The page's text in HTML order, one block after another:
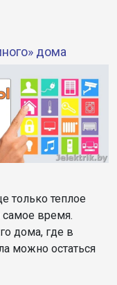
дома
только теплое
самое время.
дома, где в
можно остаться